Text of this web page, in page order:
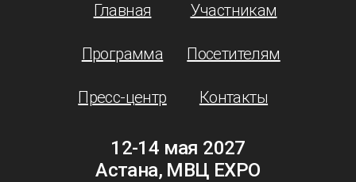
Главная
Посетителям
Программа
Контакты
Участникам
Пресс-центр
12-14 мая 2027
Астана, МВЦ EXPO